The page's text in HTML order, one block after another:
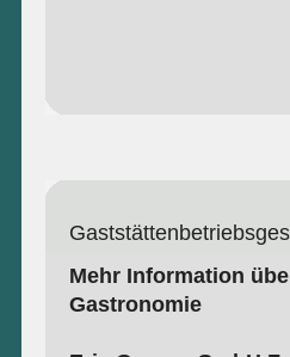
Mehr Information
Gastronomie